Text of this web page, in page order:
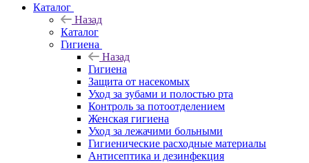
Каталог
Назад
Каталог
Гигиена
Назад
Гигиена
Защита от насекомых
Уход за зубами и полостью рта
Контроль за потоотделением
Женская гигиена
Уход за лежачими больными
Гигиенические расходные материалы
Антисептика и дезинфекция